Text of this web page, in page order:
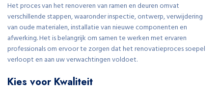
Het proces van het renoveren van ramen en deuren omvat
verschillende stappen, waaronder inspectie, ontwerp, verwijdering
van oude materialen, installatie van nieuwe componenten en
afwerking. Het is belangrijk om samen te werken met ervaren
professionals om ervoor te zorgen dat het renovatieproces soepel
verloopt en aan uw verwachtingen voldoet.
Kies voor Kwaliteit